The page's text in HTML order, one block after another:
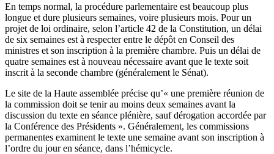
En temps normal, la procédure parlementaire est beaucoup plus
longue et dure plusieurs semaines, voire plusieurs mois. Pour un
projet de loi ordinaire, selon l’article 42 de la Constitution, un délai
de six semaines est à respecter entre le dépôt en Conseil des
ministres et son inscription à la première chambre. Puis un délai de
quatre semaines est à nouveau nécessaire avant que le texte soit
inscrit à la seconde chambre (généralement le Sénat).
Le site de la Haute assemblée précise qu’« une première réunion de
la commission doit se tenir au moins deux semaines avant la
discussion du texte en séance plénière, sauf dérogation accordée par
la Conférence des Présidents ». Généralement, les commissions
permanentes examinent le texte une semaine avant son inscription à
l’ordre du jour en séance, dans l’hémicycle.